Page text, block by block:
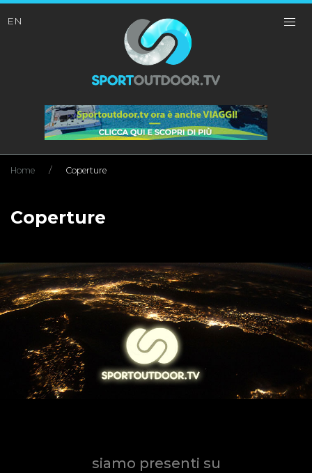
EN
Home Coperture
Coperture
siamo presenti su